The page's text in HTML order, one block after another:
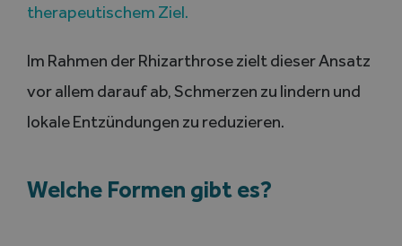
therapeutischem Ziel.
Im Rahmen der Rhizarthrose zielt dieser Ansatz
vor allem darauf ab, Schmerzen zu lindern und
lokale Entzündungen zu reduzieren.
Welche Formen gibt es?